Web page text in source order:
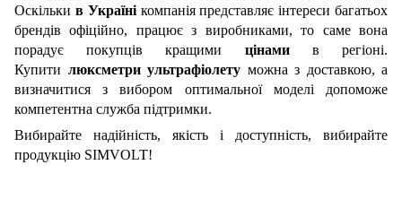
Оскільки в Українікомпанія представляє інтереси багатьох
брендів офіційно, працює з виробниками, то саме вона
порадує покупців кращими цінамив регіоні.
Купити люксметри ультрафіолету можна з доставкою, а
визначитися з вибором оптимальної моделі допоможе
компетентна служба підтримки.
Вибирайте надійність, якість і доступність, вибирайте
продукцію SIMVOLT!